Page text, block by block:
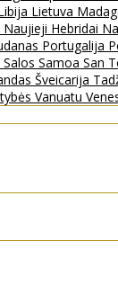
Lietuva
Naujieji Hebridai
Portugalija
Samoa San
Šveicarija
Vanuatu